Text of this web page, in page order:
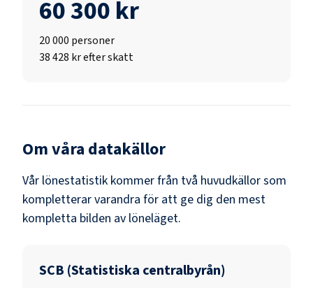
60 300 kr
20 000 personer
38 428 kr efter skatt
Om våra datakällor
Vår lönestatistik kommer från två huvudkällor som
kompletterar varandra för att ge dig den mest
kompletta bilden av löneläget.
SCB (Statistiska centralbyrån)